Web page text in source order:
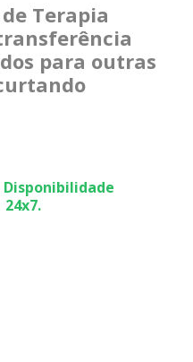
Terapia
para outras
Disponibilidade
24x7.